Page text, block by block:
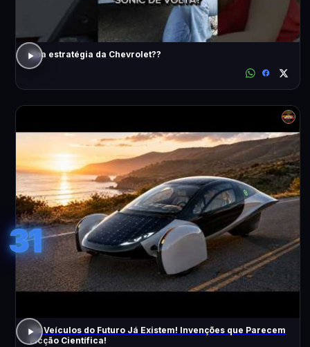
Boa estratégia da Chevrolet??
31
Os Veículos do Futuro Já Existem! Invenções que Parecem
Ficção Científica!